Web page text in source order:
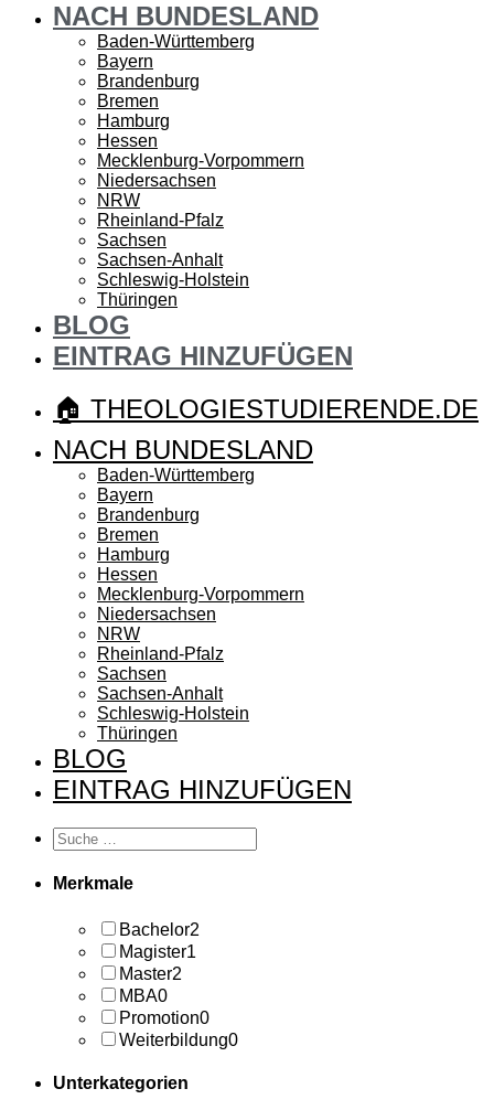
NACH BUNDESLAND
Baden-Württemberg
Bayern
Brandenburg
Bremen
Hamburg
Hessen
Mecklenburg-Vorpommern
Niedersachsen
NRW
Rheinland-Pfalz
Sachsen
Sachsen-Anhalt
Schleswig-Holstein
Thüringen
BLOG
EINTRAG HINZUFÜGEN
🏠 THEOLOGIESTUDIERENDE.DE
NACH BUNDESLAND
Baden-Württemberg
Bayern
Brandenburg
Bremen
Hamburg
Hessen
Mecklenburg-Vorpommern
Niedersachsen
NRW
Rheinland-Pfalz
Sachsen
Sachsen-Anhalt
Schleswig-Holstein
Thüringen
BLOG
EINTRAG HINZUFÜGEN
Merkmale
Bachelor2
Magister1
Master2
MBA0
Promotion0
Weiterbildung0
Unterkategorien